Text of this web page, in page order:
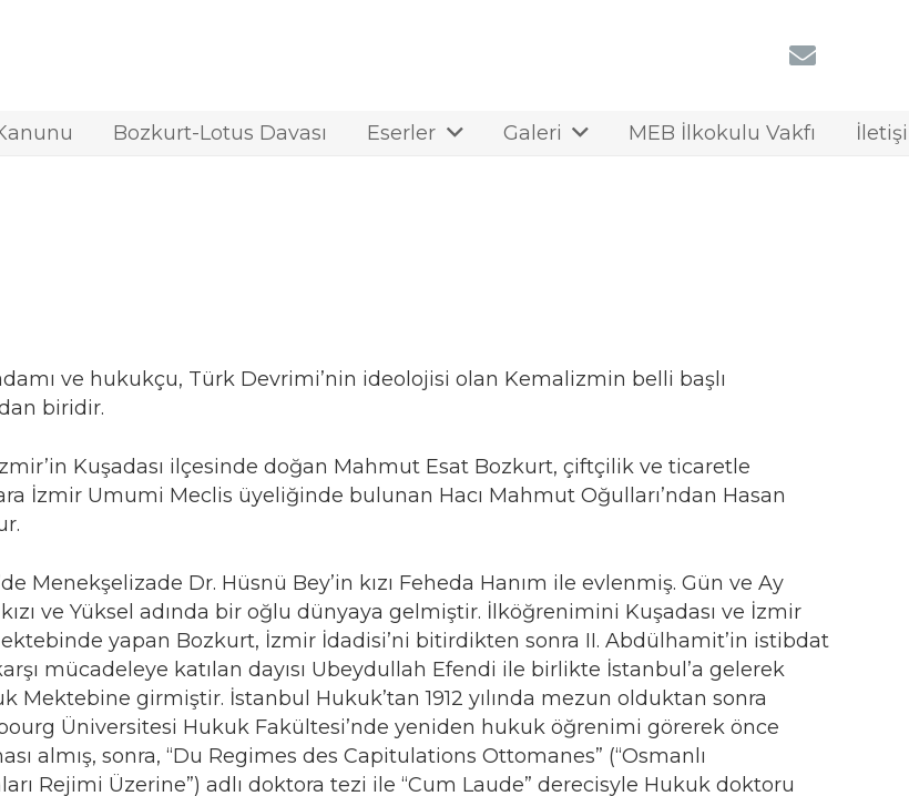
Bozkurt-Lotus Davası Eserler Galeri MEB İlkokulu Vakfı
ve hukukçu, Türk Devrimi’nin ideolojisi olan Kemalizmin belli başlı
biridir.
İzmir’in Kuşadası ilçesinde doğan Mahmut Esat Bozkurt, çiftçilik ve ticaretle
İzmir Umumi Meclis üyeliğinde bulunan Hacı Mahmut Oğulları’ndan Hasan
Menekşelizade Dr. Hüsnü Bey’in kızı Feheda Hanım ile evlenmiş. Gün ve Ay
ve Yüksel adında bir oğlu dünyaya gelmiştir. İlköğrenimini Kuşadası ve İzmir
yapan Bozkurt, İzmir İdadisi’ni bitirdikten sonra II. Abdülhamit’in istibdat
mücadeleye katılan dayısı Ubeydullah Efendi ile birlikte İstanbul’a gelerek
Mektebine girmiştir. İstanbul Hukuk’tan 1912 yılında mezun olduktan sonra
Üniversitesi Hukuk Fakültesi’nde yeniden hukuk öğrenimi görerek önce
almış, sonra, “Du Regimes des Capitulations Ottomanes” (“Osmanlı
Rejimi Üzerine”) adlı doktora tezi ile “Cum Laude” derecisyle Hukuk doktoru